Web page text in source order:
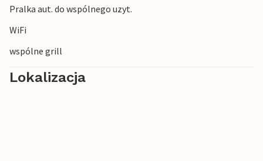
Pralka aut. do wspólnego uzyt.
WiFi
wspólne grill
Lokalizacja